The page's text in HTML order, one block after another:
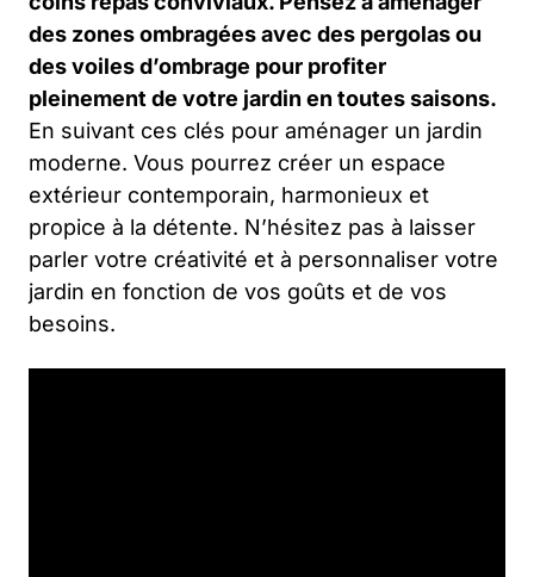
des zones ombragées avec des pergolas ou
des voiles d’ombrage pour profiter
pleinement de votre jardin en toutes saisons.
En suivant ces clés pour aménager un jardin
moderne. Vous pourrez créer un espace
extérieur contemporain, harmonieux et
propice à la détente. N’hésitez pas à laisser
parler votre créativité et à personnaliser votre
jardin en fonction de vos goûts et de vos
besoins.